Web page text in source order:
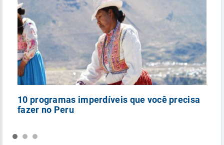
10 programas imperdíveis que você precisa
fazer no Peru